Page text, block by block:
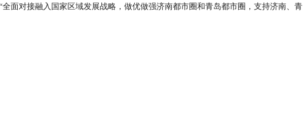
面对接融入国家区域发展战略，做优做强济南都市圈和青岛都市圈，支持济南、青